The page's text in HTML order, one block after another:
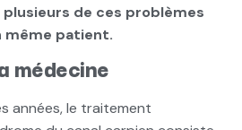
plusieurs de ces problèmes
même patient.
médecine
années, le traitement